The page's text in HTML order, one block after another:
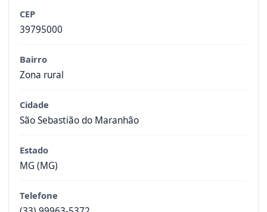
CEP
39795000
Bairro
Zona rural
Cidade
São Sebastião do Maranhão
Estado
MG (MG)
Telefone